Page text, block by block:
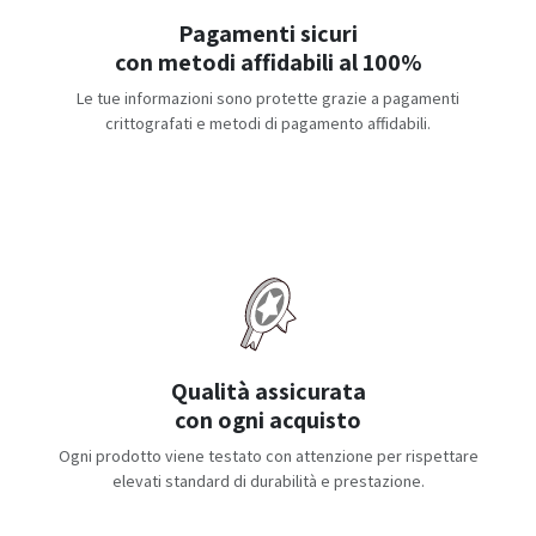
Pagamenti sicuri
con metodi affidabili al 100%
Le tue informazioni sono protette grazie a pagamenti
crittografati e metodi di pagamento affidabili.
Qualità assicurata
con ogni acquisto
Ogni prodotto viene testato con attenzione per rispettare
elevati standard di durabilità e prestazione.